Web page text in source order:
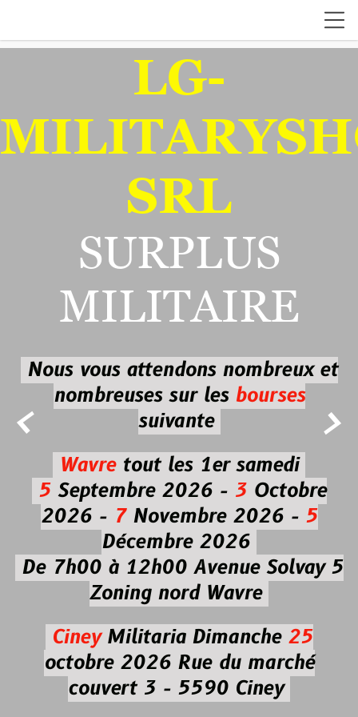
 
LG-
SRL
SURPLUS
MILITAIRE
Nous vous attendons nombreux et
nombreuses sur les bourses
suivante
Wavretout les 1er samedi
5Septembre 2026 - 3Octobre
2026 -7Novembre 2026 - 5
Décembre 2026
De 7h00 à 12h00 Avenue Solvay 5
Zoning nord Wavre
CineyMilitaria Dimanche 25
octobre 2026Rue du marché
couvert 3 - 5590 Ciney